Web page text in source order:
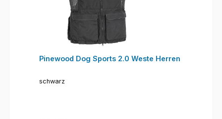
Pinewood Dog Sports 2.0 Weste Herren
schwarz